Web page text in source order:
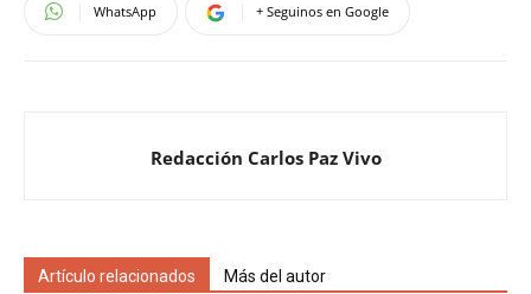
WhatsApp + Seguinos en Google
Redacción Carlos Paz Vivo
Artículo relacionados Más del autor